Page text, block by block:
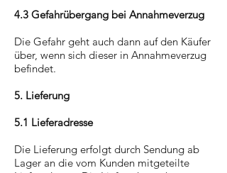
4.3 Gefahrübergang bei Annahmeverzug
Die Gefahr geht auch dann auf den Käufer
über, wenn sich dieser in Annahmeverzug
befindet.
5. Lieferung
5.1 Lieferadresse
Die Lieferung erfolgt durch Sendung ab
Lager an die vom Kunden mitgeteilte